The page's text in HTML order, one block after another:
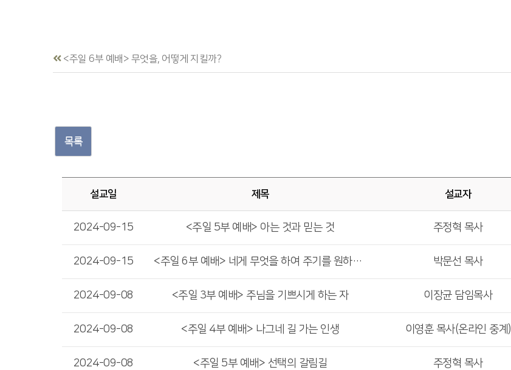
<주일 6부 예배> 무엇을, 어떻게 지킬까?
목록
설교일 제목 설교자
2024-09-15 <주일 5부 예배> 아는 것과 믿는 것 주정혁 목사
2024-09-15 <주일 6부 예배> 네게 무엇을 하여 주기를 원하느냐 박문선 목사
2024-09-08 <주일 3부 예배> 주님을 기쁘시게 하는 자 이장균 담임목사
2024-09-08 <주일 4부 예배> 나그네 길 가는 인생 이영훈 목사(온라인 중계)
2024-09-08 <주일 5부 예배> 선택의 갈림길 주정혁 목사